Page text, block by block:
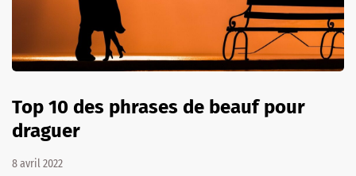
Top 10 des phrases de beauf pour
draguer
8 avril 2022